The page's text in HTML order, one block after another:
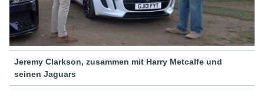
Jeremy Clarkson, zusammen mit Harry Metcalfe und
seinen Jaguars